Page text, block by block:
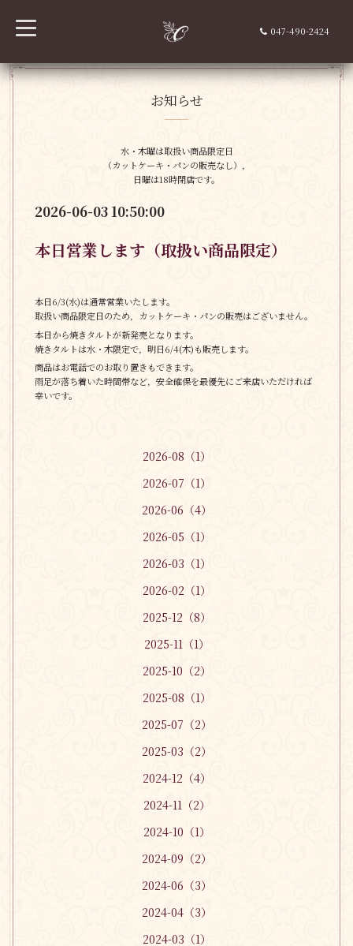
t
o
l
e
047-490-2424
お知らせ
水・木曜は取扱い商品限定日
（カットケーキ・パンの販売なし），
日曜は18時閉店です。
2026-06-03 10:50:00
本日営業します（取扱い商品限定）
本日6/3(水)は通常営業いたします。
取扱い商品限定日のため，カットケーキ・パンの販売はございません。
本日から焼きタルトが新発売となります。
焼きタルトは水・木限定で，明日6/4(木)も販売します。
商品はお電話でのお取り置きもできます。
雨足が落ち着いた時間帯など，安全確保を最優先にご来店いただければ
幸いです。
2026-08（1）
2026-07（1）
2026-06（4）
2026-05（1）
2026-03（1）
2026-02（1）
2025-12（8）
2025-11（1）
2025-10（2）
2025-08（1）
2025-07（2）
2025-03（2）
2024-12（4）
2024-11（2）
2024-10（1）
2024-09（2）
2024-06（3）
2024-04（3）
2024-03（1）